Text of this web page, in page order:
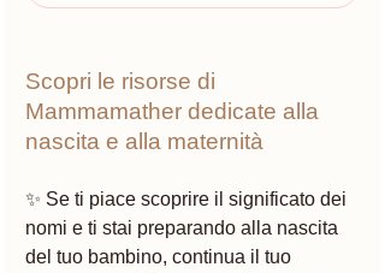
Scopri le risorse di
Mammamather dedicate alla
nascita e alla maternità
✨ Se ti piace scoprire il significato dei
nomi e ti stai preparando alla nascita
del tuo bambino, continua il tuo